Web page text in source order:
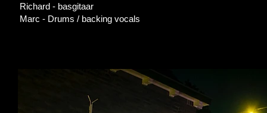
Richard - basgitaar
Marc - Drums / backing vocals